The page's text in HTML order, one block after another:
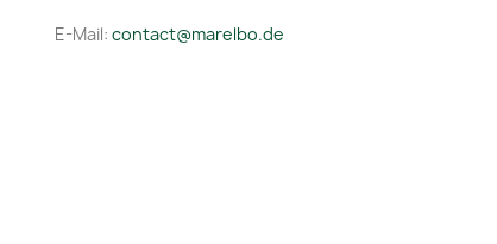
E-Mail: contact@marelbo.de